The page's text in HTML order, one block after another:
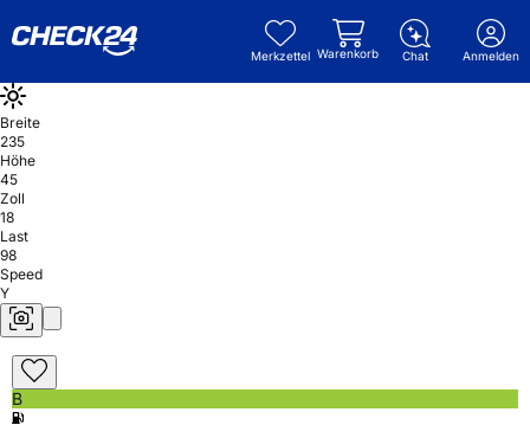
Merkzettel Warenkorb Chat Anmelden
Breite
235
Höhe
45
Zoll
18
Last
98
Speed
Y
B